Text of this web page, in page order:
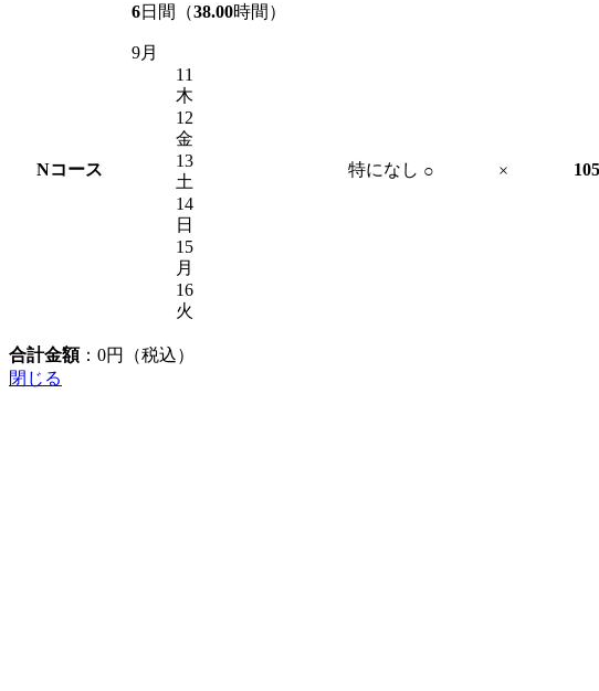
Nコース
6日間（38.00時間）
9月
11
木
12
金
13
土
14
日
15
月
16
火
特になし ○ ×
合計金額： 0円（税込）
閉じる